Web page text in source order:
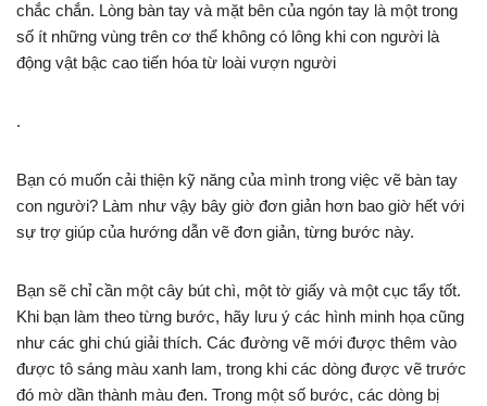
chắc chắn. Lòng bàn tay và mặt bên của ngón tay là một trong
số ít những vùng trên cơ thể không có lông khi con người là
động vật bậc cao tiến hóa từ loài vượn người
.
Bạn có muốn cải thiện kỹ năng của mình trong việc vẽ bàn tay
con người? Làm như vậy bây giờ đơn giản hơn bao giờ hết với
sự trợ giúp của hướng dẫn vẽ đơn giản, từng bước này.
Bạn sẽ chỉ cần một cây bút chì, một tờ giấy và một cục tẩy tốt.
Khi bạn làm theo từng bước, hãy lưu ý các hình minh họa cũng
như các ghi chú giải thích. Các đường vẽ mới được thêm vào
được tô sáng màu xanh lam, trong khi các dòng được vẽ trước
đó mờ dần thành màu đen. Trong một số bước, các dòng bị